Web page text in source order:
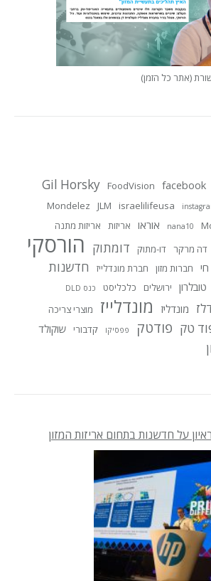
(אתר כל הזמן)
facebook
FoodVision
Gil Horsky
israelilifeusa
JLM
Mondelez
nana10 אוראו אריזות אריזות מתנה
דה מרקר דו-מתוק דומתוק הורסקי
חברות מזון חברת מונדלייז חדשנות
טובלרון ירושלים כלכליסט כנס DLD
מונדליז מונדלייז
מוצרי צריכה
טק פודטק פפסיקו קדבורי שוקולד
על חדשנות בתחום אריזות המזון